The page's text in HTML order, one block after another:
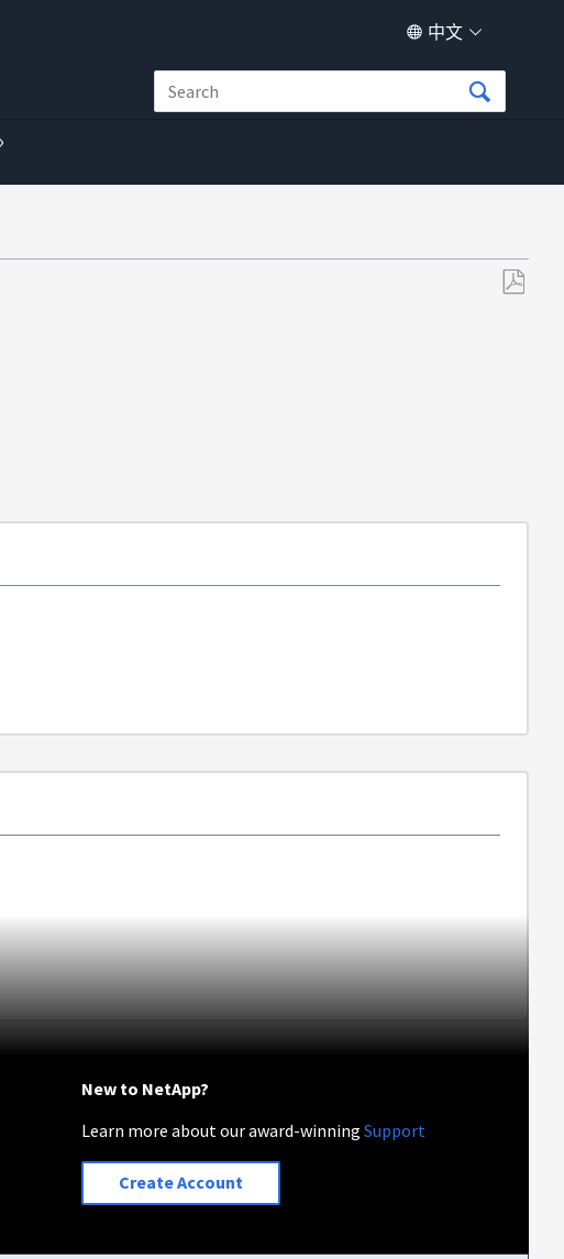
中文
New to NetApp?
Learn more about our award-winningSupport
Create Account